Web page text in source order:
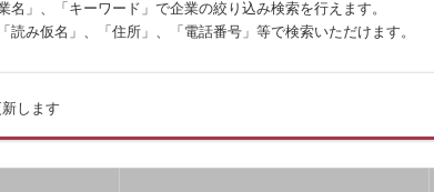
名」、「キーワード」で企業の絞り込み検索を行えます。
読み仮名」、「住所」、「電話番号」等で検索いただけます。
します